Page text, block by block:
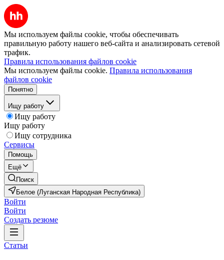
Мы используем файлы cookie, чтобы обеспечивать
правильную работу нашего веб-сайта и анализировать сетевой
трафик.
Правила использования файлов cookie
Мы используем файлы cookie. Правила использования
файлов cookie
Понятно
Ищу работу
Ищу работу
Ищу работу
Ищу сотрудника
Сервисы
Помощь
Ещё
Поиск
Белое (Луганская Народная Республика)
Войти
Войти
Создать резюме
Статьи